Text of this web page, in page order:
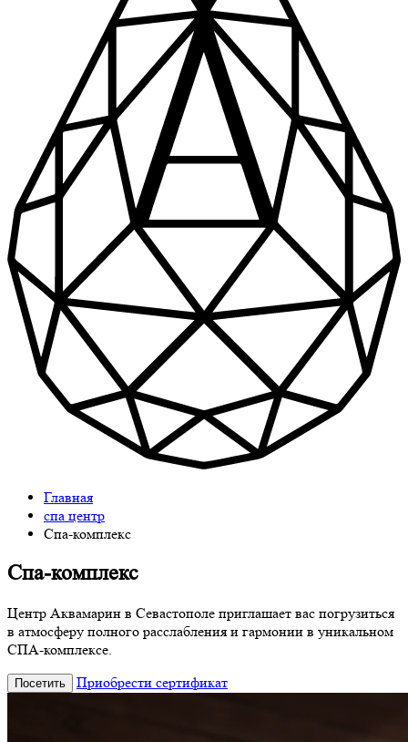
Главная
спа центр
Спа-комплекс
Спа-комплекс
Центр Аквамарин в Севастополе приглашает вас погрузиться
в атмосферу полного расслабления и гармонии в уникальном
СПА-комплексе.
Посетить Приобрести сертификат